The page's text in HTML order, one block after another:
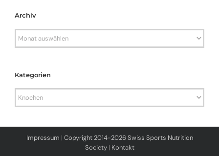
Archiv
Archiv
Kategorien
Kategorien
Impressum | Copyright 2014-2026 Swiss Sports Nutrition
Society| Kontakt